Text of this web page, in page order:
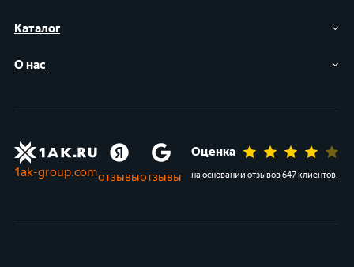
Каталог
О нас
1ak-group.comотзывыотзывы
Оценка
на основании отзывов647 клиентов.